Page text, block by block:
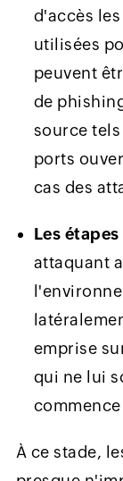
d'accès
utilisées
peuvent
de
source
ports
cas des
Les
attaquant
emprise
qui ne lui
À ce stade,